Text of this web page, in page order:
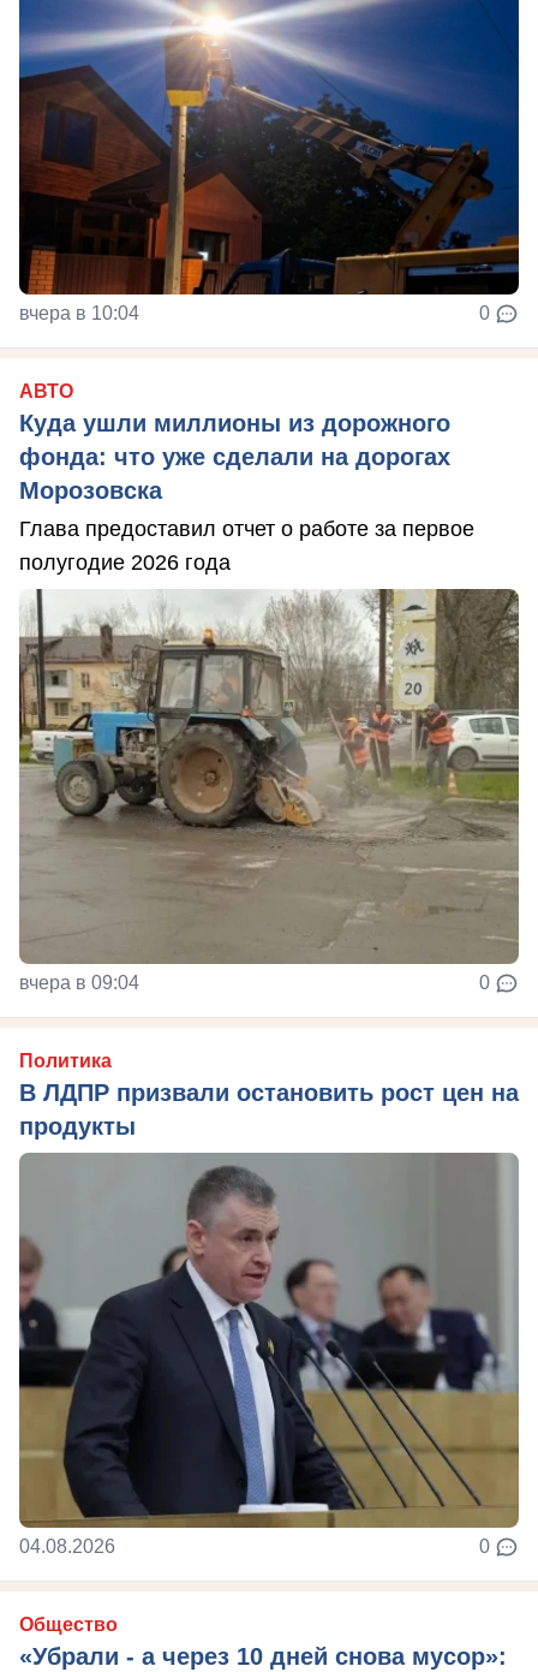
вчера в 10:04 0
АВТО
Куда ушли миллионы из дорожного
фонда: что уже сделали на дорогах
Морозовска
Глава предоставил отчет о работе за первое
полугодие 2026 года
вчера в 09:04 0
Политика
В ЛДПР призвали остановить рост цен на
продукты
04.08.2026 0
Общество
«Убрали - а через 10 дней снова мусор»: